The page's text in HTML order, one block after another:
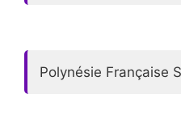
Polynésie Française